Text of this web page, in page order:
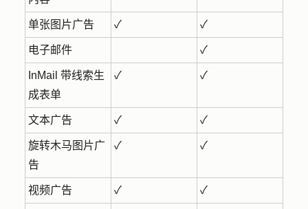
单张图片广告 ✓ ✓
电子邮件 ✓
InMail 带线索生
成表单
✓ ✓
文本广告 ✓ ✓
旋转木马图片广
告
✓ ✓
视频广告 ✓ ✓